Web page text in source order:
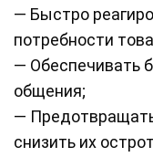
— Быстро
потребности
— Обеспечивать
общения;
—
снизить их